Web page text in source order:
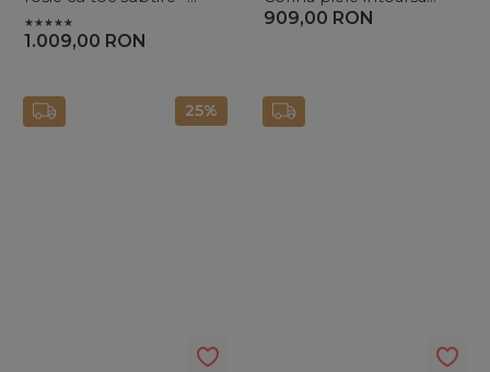
1.009,00 RON
galbena
909,00 RON
25%